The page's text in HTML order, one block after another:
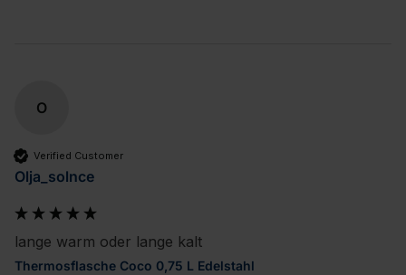
O
Verified Customer
Olja_solnce
lange warm oder lange kalt
Thermosflasche Coco 0,75 L Edelstahl